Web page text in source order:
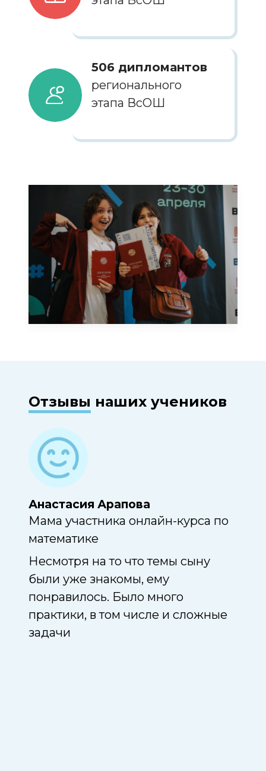
506 дипломантов
регионального
этапа ВсОШ
Отзывы наших учеников
Анастасия Арапова
Мама участника онлайн-курса по
математике
Несмотря на то что темы сыну
были уже знакомы, ему
понравилось. Было много
практики, в том числе и сложные
задачи